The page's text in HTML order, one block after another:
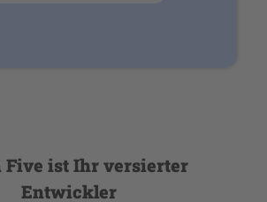
Five ist Ihr versierter
Entwickler